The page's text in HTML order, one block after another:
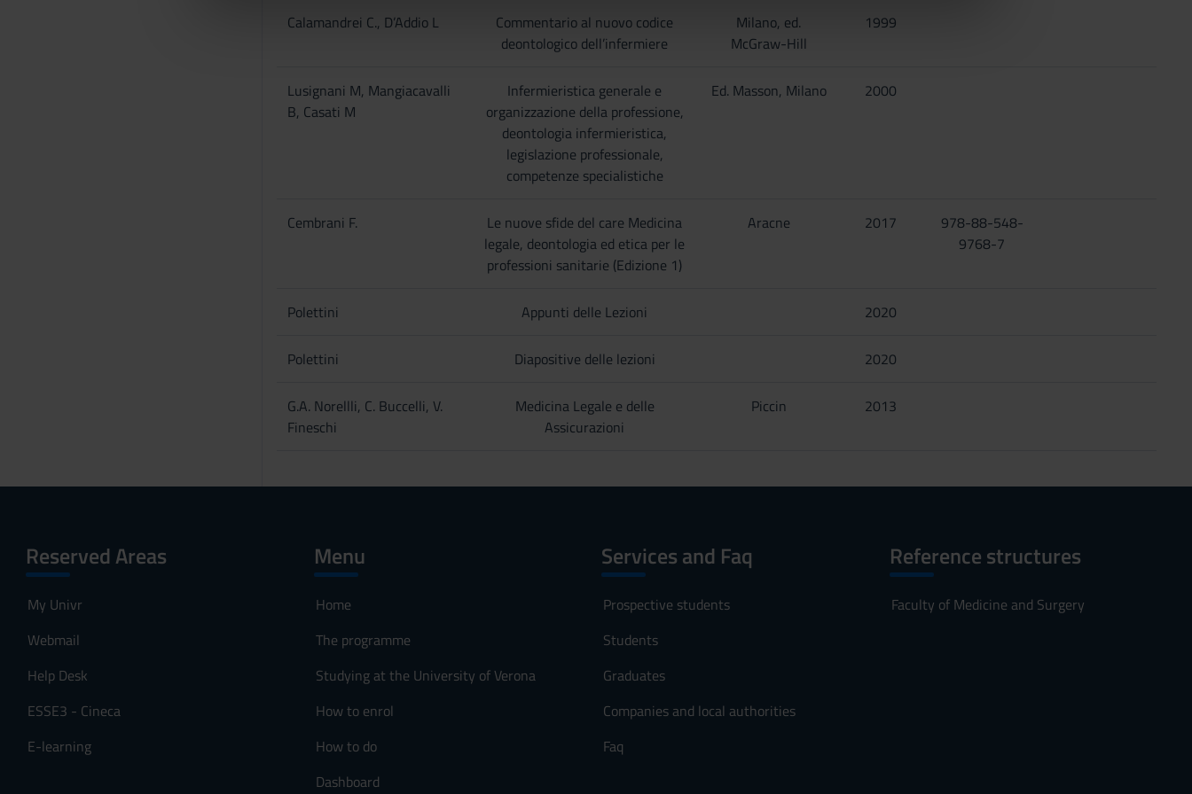
che hanno raccolto dal tuo utilizzo dei loro servizi.
Calamandrei C., D’Addio L
Commentario al nuovo codice
deontologico dell’infermiere
Milano, ed.
McGraw-Hill
1999
Lusignani M, Mangiacavalli
B, Casati M
Infermieristica generale e
organizzazione della professione,
deontologia infermieristica,
legislazione professionale,
competenze specialistiche
Ed. Masson, Milano 2000
Cembrani F.
Le nuove sfide del care Medicina
legale, deontologia ed etica per le
professioni sanitarie (Edizione 1)
Aracne 2017
978-88-548-
9768-7
Polettini Appunti delle Lezioni 2020
Polettini Diapositive delle lezioni 2020
G.A. Norellli, C. Buccelli, V.
Fineschi
Medicina Legale e delle
Assicurazioni
Piccin 2013
Reserved Areas
My Univr
Webmail
Help Desk
ESSE3 - Cineca
E-learning
Menu
Home
The programme
Studying at the University of Verona
How to enrol
How to do
Dashboard
Services and Faq
Prospective students
Students
Graduates
Companies and local authorities
Faq
Reference structures
Faculty of Medicine and Surgery